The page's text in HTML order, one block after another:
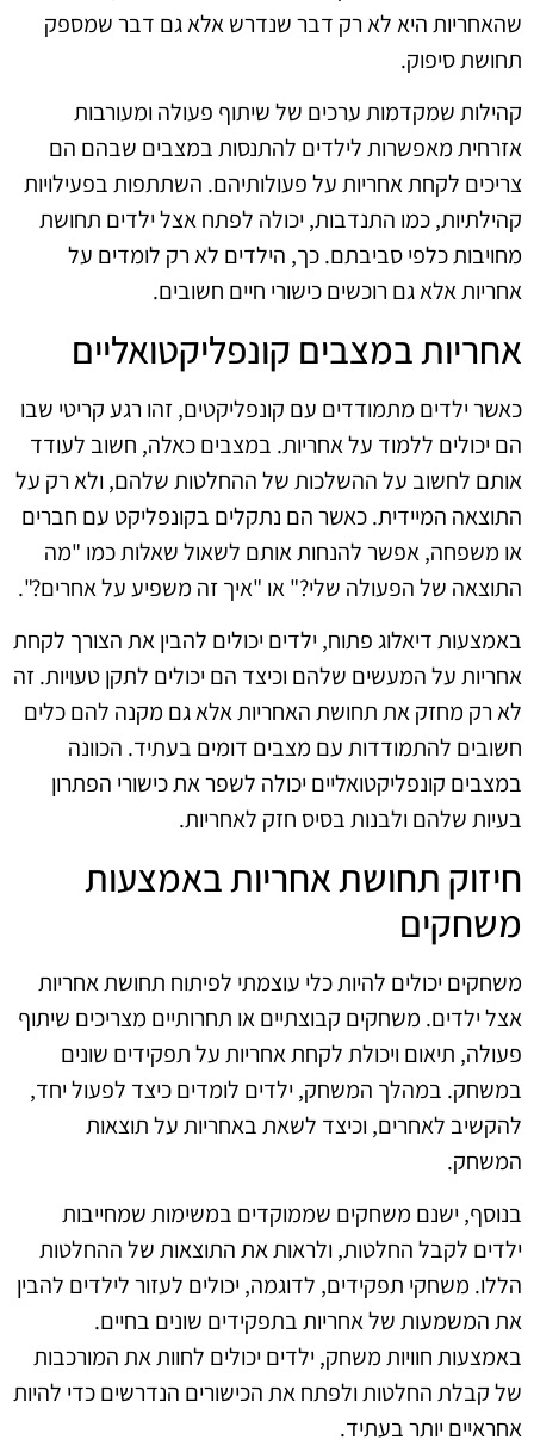
שהאחריות היא לא רק דבר שנדרש אלא גם דבר שמספק
תחושת סיפוק.
קהילות שמקדמות ערכים של שיתוף פעולה ומעורבות
אזרחית מאפשרות לילדים להתנסות במצבים שבהם הם
צריכים לקחת אחריות על פעולותיהם. השתתפות בפעילויות
קהילתיות, כמו התנדבות, יכולה לפתח אצל ילדים תחושת
מחויבות כלפי סביבתם. כך, הילדים לא רק לומדים על
אחריות אלא גם רוכשים כישורי חיים חשובים.
אחריות במצבים קונפליקטואליים
כאשר ילדים מתמודדים עם קונפליקטים, זהו רגע קריטי שבו
הם יכולים ללמוד על אחריות. במצבים כאלה, חשוב לעודד
אותם לחשוב על ההשלכות של ההחלטות שלהם, ולא רק על
התוצאה המיידית. כאשר הם נתקלים בקונפליקט עם חברים
או משפחה, אפשר להנחות אותם לשאול שאלות כמו "מה
התוצאה של הפעולה שלי?" או "איך זה משפיע על אחרים?".
באמצעות דיאלוג פתוח, ילדים יכולים להבין את הצורך לקחת
אחריות על המעשים שלהם וכיצד הם יכולים לתקן טעויות. זה
לא רק מחזק את תחושת האחריות אלא גם מקנה להם כלים
חשובים להתמודדות עם מצבים דומים בעתיד. הכוונה
במצבים קונפליקטואליים יכולה לשפר את כישורי הפתרון
בעיות שלהם ולבנות בסיס חזק לאחריות.
חיזוק תחושת אחריות באמצעות
משחקים
משחקים יכולים להיות כלי עוצמתי לפיתוח תחושת אחריות
אצל ילדים. משחקים קבוצתיים או תחרותיים מצריכים שיתוף
פעולה, תיאום ויכולת לקחת אחריות על תפקידים שונים
במשחק. במהלך המשחק, ילדים לומדים כיצד לפעול יחד,
להקשיב לאחרים, וכיצד לשאת באחריות על תוצאות
המשחק.
בנוסף, ישנם משחקים שממוקדים במשימות שמחייבות
ילדים לקבל החלטות, ולראות את התוצאות של ההחלטות
הללו. משחקי תפקידים, לדוגמה, יכולים לעזור לילדים להבין
את המשמעות של אחריות בתפקידים שונים בחיים.
באמצעות חוויות משחק, ילדים יכולים לחוות את המורכבות
של קבלת החלטות ולפתח את הכישורים הנדרשים כדי להיות
אחראיים יותר בעתיד.